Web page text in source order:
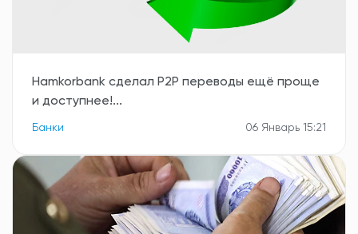
Hamkorbank сделал Р2Р переводы ещё проще
и доступнее!...
Банки 06 Январь 15:21